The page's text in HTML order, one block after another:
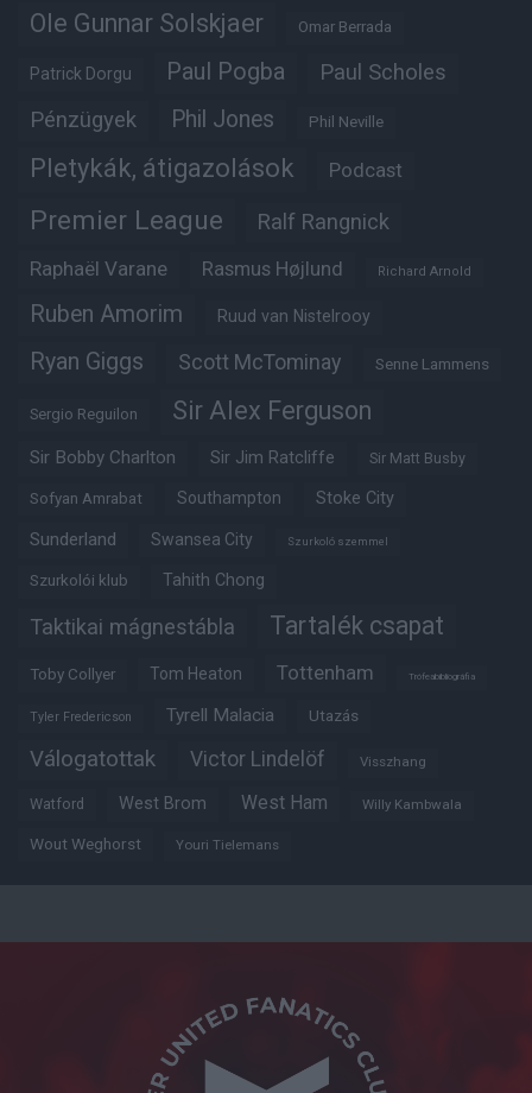
Ole Gunnar Solskjaer Omar Berrada
Patrick Dorgu Paul Pogba Paul Scholes
Pénzügyek Phil Jones Phil Neville
Pletykák, átigazolások Podcast
Premier League Ralf Rangnick
Raphaël Varane Rasmus Højlund Richard Arnold
Ruben Amorim Ruud van Nistelrooy
Ryan Giggs Scott McTominay Senne Lammens
Sergio Reguilon Sir Alex Ferguson
Sir Bobby Charlton Sir Jim Ratcliffe Sir Matt Busby
Sofyan Amrabat Southampton Stoke City
Sunderland Swansea City Szurkoló szemmel
Szurkolói klub Tahith Chong
Taktikai mágnestábla Tartalék csapat
Toby Collyer Tom Heaton Tottenham Trófeabibliográfia
Tyler Fredericson Tyrell Malacia Utazás
Válogatottak Victor Lindelöf Visszhang
Watford West Brom West Ham Willy Kambwala
Wout Weghorst Youri Tielemans